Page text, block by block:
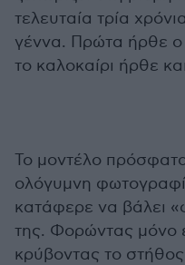
τελευταία τρία
γέννα. Πρώτα ήρθε ο
το καλοκαίρι ήρθε
Το μοντέλο
ολόγυμνη
κατάφερε να βάλει
της. Φορώντας μόνο
κρύβοντας το